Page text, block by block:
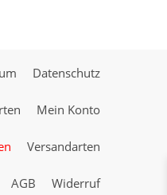
Datenschutz
Mein Konto
Versandarten
Widerruf
AGB